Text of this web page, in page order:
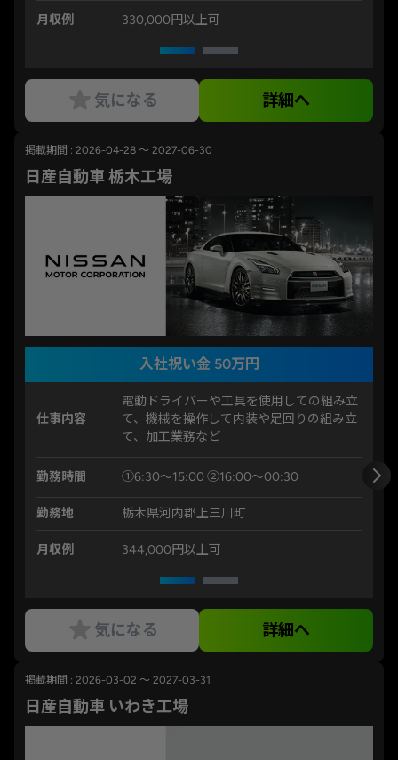
月収例 330,000円以上可
気になる 詳細へ
掲載期間 : 2026-04-28 ～ 2027-06-30
日産自動車 栃木工場
入社祝い金 50万円
仕事内容
電動ドライバーや工具を使用しての組み立
て、機械を操作して内装や足回りの組み立
て、加工業務など
勤務時間 ①6:30～15:00 ②16:00～00:30
勤務地 栃木県河内郡上三川町
月収例 344,000円以上可
気になる 詳細へ
掲載期間 : 2026-03-02 ～ 2027-03-31
日産自動車 いわき工場